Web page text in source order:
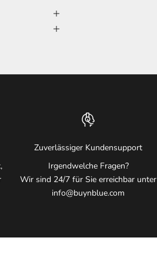
Zuverlässiger Kundensupport
Irgendwelche Fragen?
Wir sind 24/7 für Sie erreichbar unter
info@buynblue.com